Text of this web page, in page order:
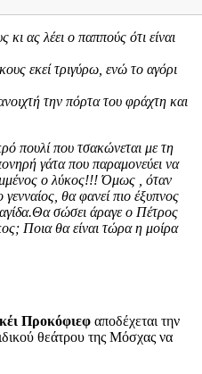
ας λέει ο παππούς ότι είναι
εκεί τριγύρω, ενώ το αγόρι
την πόρτα του φράχτη και
πουλί που τσακώνεται με τη
γάτα που παραμονεύει να
ο λύκος!!! Όμως , όταν
θα φανεί πιο έξυπνος
σώσει άραγε ο Πέτρος
Ποια θα είναι τώρα η μοίρα
Προκόφιεφ αποδέχεται την
θεάτρου της Μόσχας να